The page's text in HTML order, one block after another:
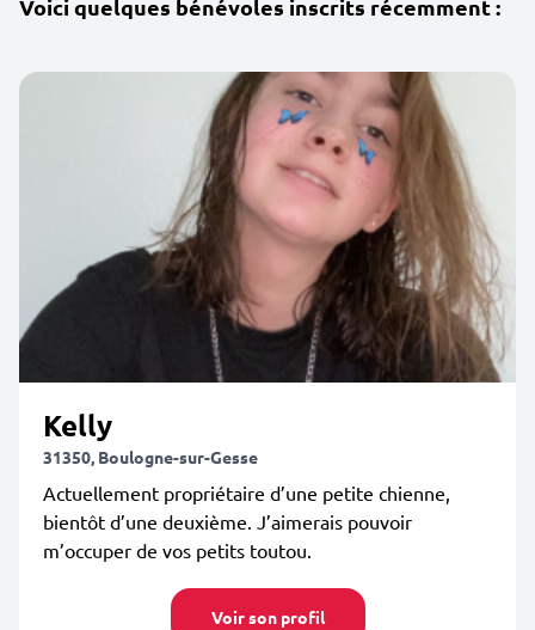
Voici quelques bénévoles inscrits récemment :
Kelly
31350, Boulogne-sur-Gesse
Actuellement propriétaire d’une petite chienne,
bientôt d’une deuxième. J’aimerais pouvoir
m’occuper de vos petits toutou.
Voir son profil